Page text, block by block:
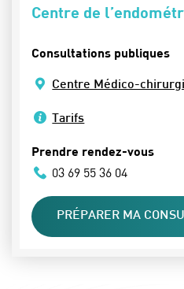
Centre de
Consultations publiques
Centre Médico-
Tarifs
Prendre rendez-vous
03 69 55 36 04
PRÉPARER MA